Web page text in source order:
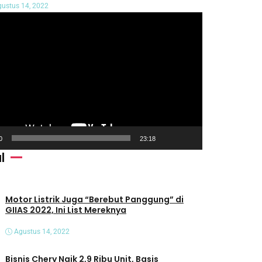
14, 2022
23:18
Motor Listrik Juga “Berebut Panggung” di
GIIAS 2022, Ini List Mereknya
Agustus 14, 2022
Bisnis Chery Naik 2,9 Ribu Unit, Basis